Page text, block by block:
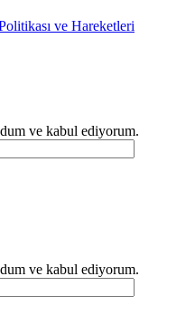
ve Hareketleri
ve kabul ediyorum.
ve kabul ediyorum.